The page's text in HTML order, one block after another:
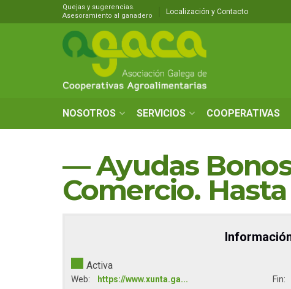
Quejas y sugerencias.
Asesoramiento al ganadero
Localización y Contacto
NOSOTROS SERVICIOS COOPERATIVAS
— Ayudas
Comercio.
Activa
Web: https://www.xunta.ga... Fin: